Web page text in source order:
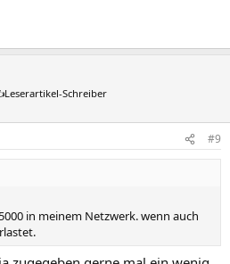
Schreiber
#9
in meinem Netzwerk. wenn auch